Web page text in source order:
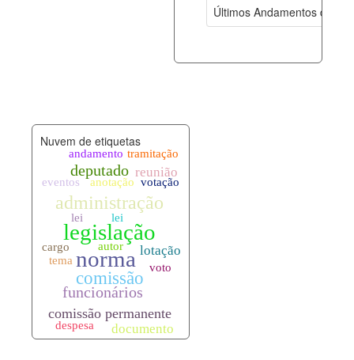
Últimos Andamentos de
documento_andamento.xml 08-08-
palavras_chave.xml 08-08-
legislacao_norma_anotacoes.xml
Nuvem de etiquetas